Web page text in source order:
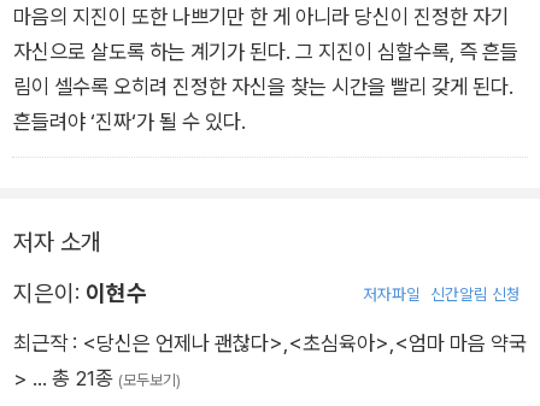
마음의 지진이 또한 나쁘기만 한 게 아니라 당신이 진정한 자기
자신으로 살도록 하는 계기가 된다. 그 지진이 심할수록, 즉 흔들
림이 셀수록 오히려 진정한 자신을 찾는 시간을 빨리 갖게 된다.
흔들려야 ‘진짜‘가 될 수 있다.
저자 소개
지은이: 이현수 저자파일 신간알림 신청
최근작 : <당신은 언제나 괜찮다> <초심육아> <엄마 마음 약국
> … 총 21종 (모두보기)